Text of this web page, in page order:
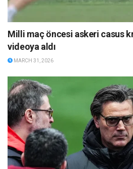
Milli maç öncesi askeri casus
videoya aldı
MARCH 31, 2026